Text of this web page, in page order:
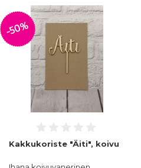
-50%
Kakkukoriste "Äiti", koivu